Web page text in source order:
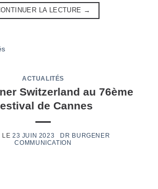
LA LECTURE →
ACTUALITÉS
Switzerland au 76ème
de Cannes
23 JUIN 2023